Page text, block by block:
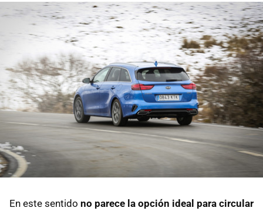
En este sentido no parece la opción ideal para circular